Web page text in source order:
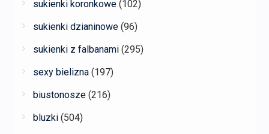
sukienki koronkowe (102)
sukienki dzianinowe (96)
sukienki z falbanami (295)
sexy bielizna (197)
biustonosze (216)
bluzki (504)